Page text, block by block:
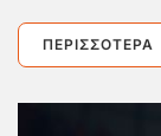
ΠΕΡΙΣΣΌΤΕΡΑ